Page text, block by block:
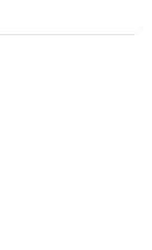
พประกอบคำ
จต้นไม้ของคุณได้